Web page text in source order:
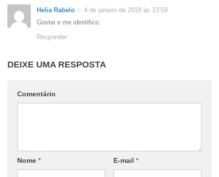
Helia Rabelo
4 de janeiro de 2018 às 23:59
Gostei e me identifico.
Responder
DEIXE UMA RESPOSTA
Comentário
Nome * E-mail *